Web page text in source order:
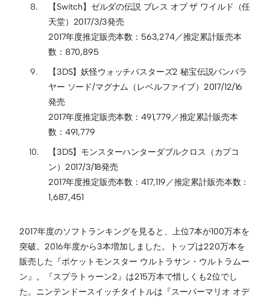
【Switch】ゼルダの伝説 ブレス オブ ザ ワイルド（任
天堂）2017/3/3発売
2017年度推定販売本数：563,274／推定累計販売本
数：870,895
【3DS】妖怪ウォッチバスターズ2 秘宝伝説バンバラ
ヤー ソード/マグナム（レベルファイブ）2017/12/16
発売
2017年度推定販売本数：491,779／推定累計販売本
数：491,779
【3DS】モンスターハンターダブルクロス（カプコ
ン）2017/3/18発売
2017年度推定販売本数：417,119／推定累計販売本数：
1,687,451
2017年度のソフトランキングを見ると、上位7本が100万本を
突破。2016年度から3本増加しました。トップは220万本を
販売した『ポケットモンスター ウルトラサン・ウルトラムー
ン』。『スプラトゥーン2』は215万本で惜しくも2位でし
た。ニンテンドースイッチタイトルは『スーパーマリオ オデ